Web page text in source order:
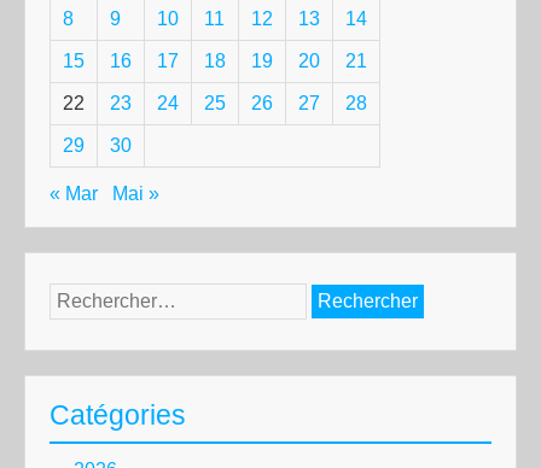
8 9 10 11 12 13 14
15 16 17 18 19 20 21
22 23 24 25 26 27 28
29 30
« Mar Mai »
Rechercher :
Catégories